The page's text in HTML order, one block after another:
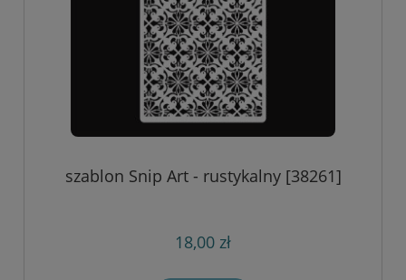
szablon Snip Art - rustykalny [38261]
18,00 zł